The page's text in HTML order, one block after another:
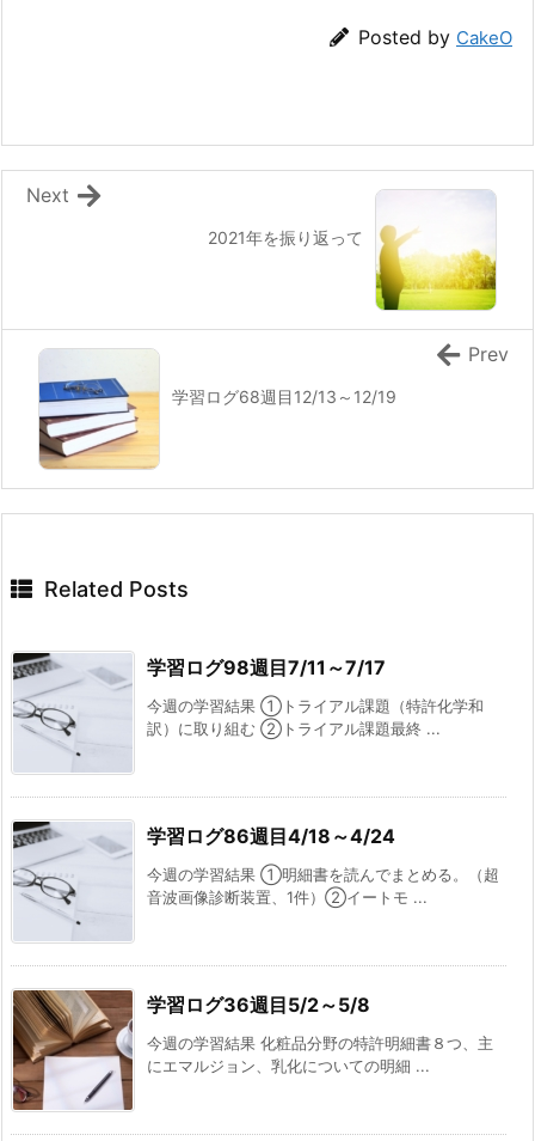
Posted by CakeO
2021年を振り返って
Next
学習ログ68週目12/13～12/19
Prev
Related Posts
学習ログ98週目7/11～7/17
今週の学習結果 ①トライアル課題（特許化学和
訳）に取り組む ②トライアル課題最終 ...
学習ログ86週目4/18～4/24
今週の学習結果 ①明細書を読んでまとめる。（超
音波画像診断装置、1件）②イートモ ...
学習ログ36週目5/2～5/8
今週の学習結果 化粧品分野の特許明細書８つ、主
にエマルジョン、乳化についての明細 ...